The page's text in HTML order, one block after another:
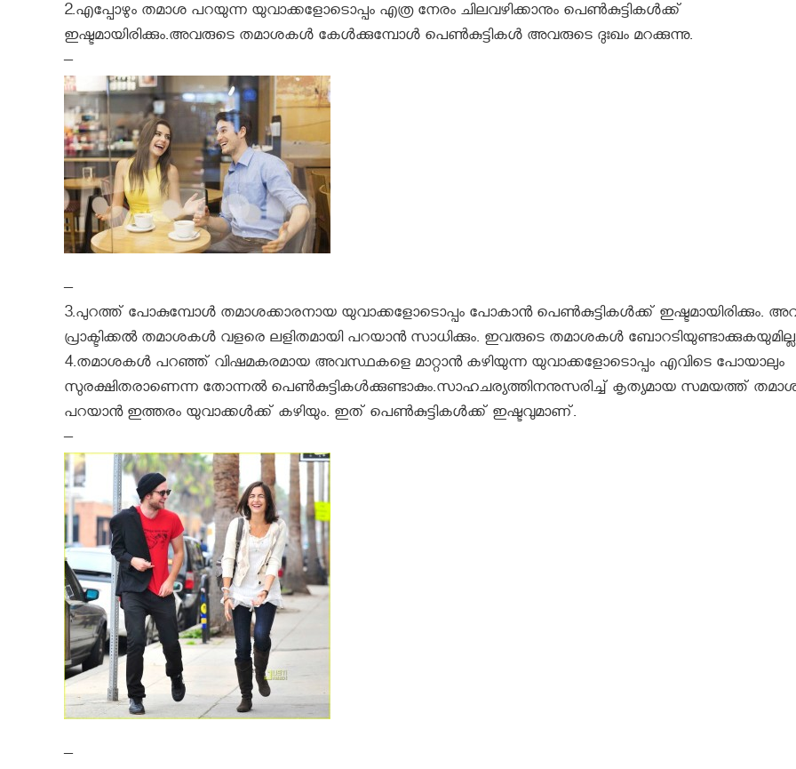
2.എപ്പോഴും തമാശ പറയുന്ന യുവാക്കളോടൊപ്പം എത്ര നേരം ചിലവഴിക്കാനും പെണ്‍കുട്ടികൾക്ക്
ഇഷ്ടമായിരിക്കും.അവരുടെ തമാശകൾ കേൾക്കുമ്പോൾ പെണ്‍കുട്ടികൾ അവരുടെ ദുഃഖം മറക്കുന്നു.
–
–
3.പുറത്ത് പോകുമ്പോൾ തമാശക്കാരനായ യുവാക്കളോടൊപ്പം പോകാൻ പെണ്‍കുട്ടികൾക്ക് ഇഷ്ടമായിരിക്കും.
പ്രാക്ടിക്കൽ തമാശകൾ വളരെ ലളിതമായി പറയാൻ സാധിക്കും. ഇവരുടെ തമാശകൾ
4.തമാശകൾ പറഞ്ഞ് വിഷമകരമായ അവസ്ഥകളെ മാറ്റാൻ കഴിയുന്ന യുവാക്കളോടൊപ്പം എവിടെ പോയാലും
സുരക്ഷിതരാണെന്ന തോന്നല്‍ പെണ്‍കുട്ടികള്‍ക്കുണ്ടാകും.സാഹചര്യത്തിനനുസരിച്ച് കൃത്യമായ സമയത്ത്
പറയാൻ ഇത്തരം യുവാക്കൾക്ക് കഴിയും. ഇത് പെണ്‍കുട്ടികൾക്ക് ഇഷ്ടവുമാണ്.
–
–